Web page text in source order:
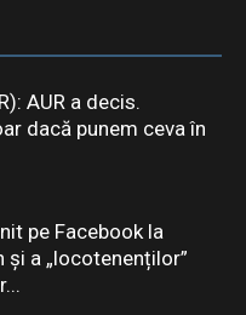
AUR a decis.
dacă punem ceva în
pe Facebook la
și a „locotenenților”